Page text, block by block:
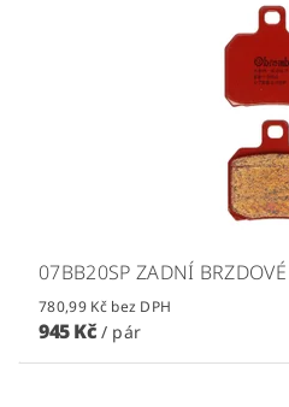
07BB20SP ZADNÍ
780,99 Kč bez DPH
945 Kč / pár